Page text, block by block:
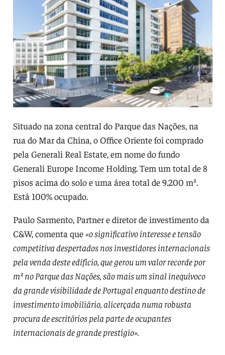
Situado na zona central do Parque das Nações, na
rua do Mar da China, o Office Oriente foi comprado
pela Generali Real Estate, em nome do fundo
Generali Europe Income Holding. Tem um total de 8
pisos acima do solo e uma área total de 9.200 m².
Está 100% ocupado.
Paulo Sarmento, Partner e diretor de investimento da
C&W, comenta que «o significativo interesse e tensão
competitiva despertados nos investidores internacionais
pela venda deste edifício, que gerou um valor recorde por
m² no Parque das Nações, são mais um sinal inequívoco
da grande visibilidade de Portugal enquanto destino de
investimento imobiliário, alicerçada numa robusta
procura de escritórios pela parte de ocupantes
internacionais de grande prestígio».